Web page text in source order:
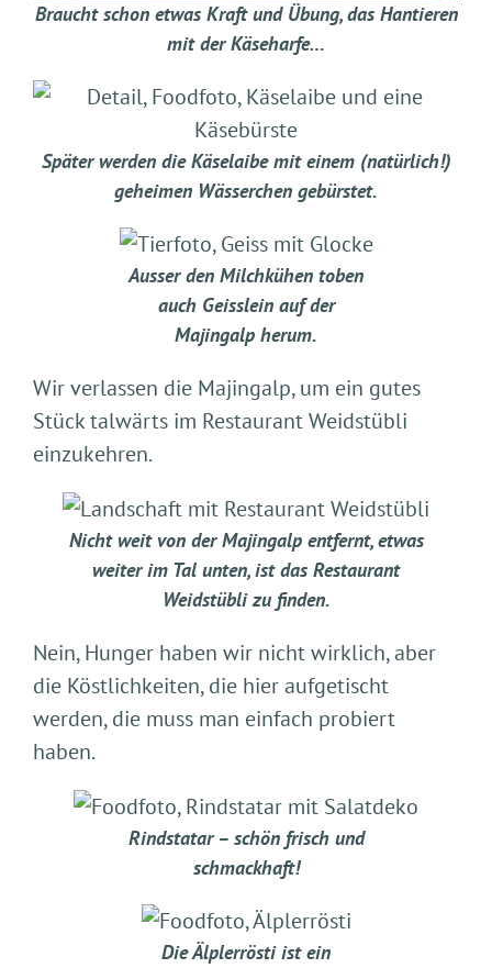
Braucht schon etwas Kraft und Übung, das Hantieren
mit der Käseharfe…
Später werden die Käselaibe mit einem (natürlich!)
geheimen Wässerchen gebürstet.
Ausser den Milchkühen toben
auch Geisslein auf der
Majingalp herum.
Wir verlassen die Majingalp, um ein gutes
Stück talwärts im Restaurant Weidstübli
einzukehren.
Nicht weit von der Majingalp entfernt, etwas
weiter im Tal unten, ist das Restaurant
Weidstübli zu finden.
Nein, Hunger haben wir nicht wirklich, aber
die Köstlichkeiten, die hier aufgetischt
werden, die muss man einfach probiert
haben.
Rindstatar – schön frisch und
schmackhaft!
Die Älplerrösti ist ein